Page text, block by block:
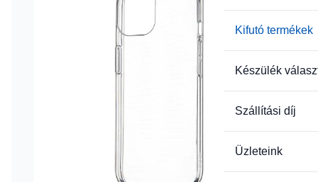
Kifutó termékek
Készülék
Szállítási díj
Üzleteink